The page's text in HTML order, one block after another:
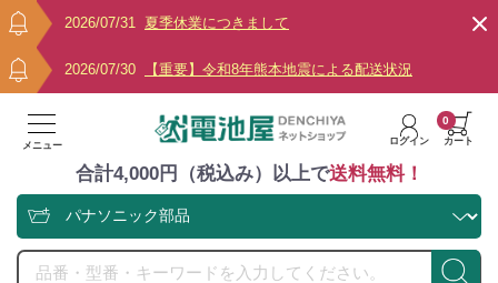
2026/07/31 夏季休業につきまして
2026/07/30 【重要】令和8年熊本地震による配送状況
メニュー ログイン カート
0
合計4,000円（税込み）以上で送料無料！